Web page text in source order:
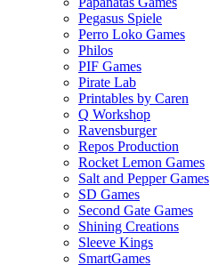
Pegasus Spiele
Perro Loko Games
Philos
PIF Games
Pirate Lab
Printables by Caren
Q Workshop
Ravensburger
Repos Production
Rocket Lemon Games
Salt and Pepper Games
SD Games
Second Gate Games
Shining Creations
Sleeve Kings
SmartGames